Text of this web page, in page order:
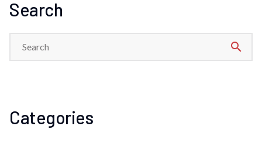
Search
search
Categories